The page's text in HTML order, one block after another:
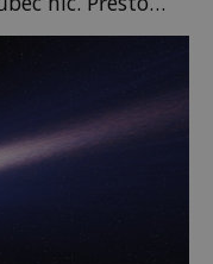
které
nález mění
dokáže příroda a